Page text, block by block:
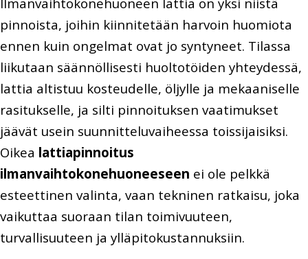
pinnoista, joihin kiinnitetään harvoin huomiota
ennen kuin ongelmat ovat jo syntyneet. Tilassa
liikutaan säännöllisesti huoltotöiden yhteydessä,
lattia altistuu kosteudelle, öljylle ja mekaaniselle
rasitukselle, ja silti pinnoituksen vaatimukset
jäävät usein suunnitteluvaiheessa toissijaisiksi.
Oikea lattiapinnoitus
ilmanvaihtokonehuoneeseen ei ole pelkkä
esteettinen valinta, vaan tekninen ratkaisu, joka
vaikuttaa suoraan tilan toimivuuteen,
turvallisuuteen ja ylläpitokustannuksiin.